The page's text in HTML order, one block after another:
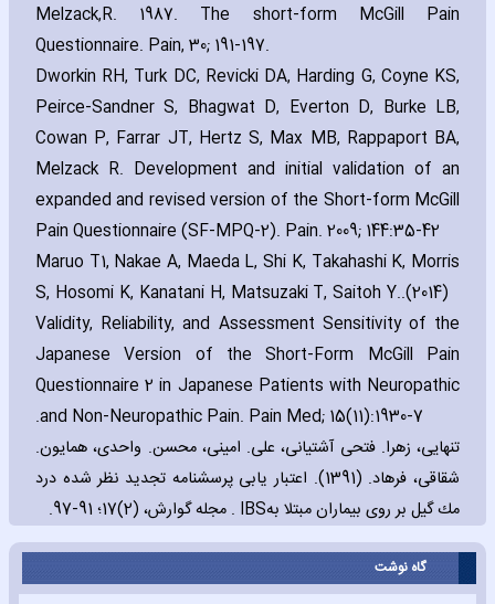
Melzack‚R. 1987. The short-form McGill Pain
Questionnaire. Pain‚ 30; 191-197.
Dworkin RH‚ Turk DC‚ Revicki DA‚ Harding G‚ Coyne KS‚
Peirce-Sandner S‚ Bhagwat D‚ Everton D‚ Burke LB‚
Cowan P‚ Farrar JT‚ Hertz S‚ Max MB‚ Rappaport BA‚
Melzack R. Development and initial validation of an
expanded and revised version of the Short-form McGill
Pain Questionnaire (SF-MPQ-2). Pain. 2009; 144:35-42
Maruo T1‚ Nakae A‚ Maeda L‚ Shi K‚ Takahashi K‚ Morris
S‚ Hosomi K‚ Kanatani H‚ Matsuzaki T‚ Saitoh Y.(2014).
Validity‚ Reliability‚ and Assessment Sensitivity of the
Japanese Version of the Short-Form McGill Pain
Questionnaire 2 in Japanese Patients with Neuropathic
and Non-Neuropathic Pain. Pain Med; 15(11):1930-7.
تنهایى، زهرا. فتحى آشتیانى، على. امینى، محسن. واحدى، همایون.
شقاقى، فرهاد. (1391). اعتبار يابى پرسشنامه تجديد نظر شده درد
مك گيل بر روى بيماران مبتلا بهIBS . مجله گوارش، (2)17؛ 91-97.
گاه نوشت